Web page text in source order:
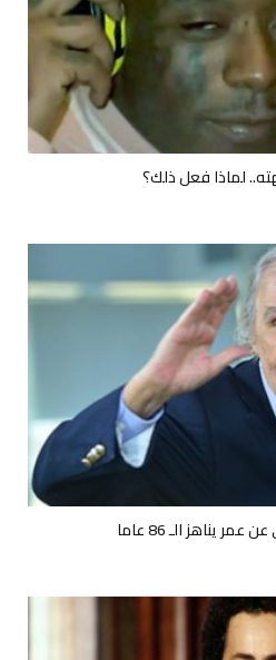
لماذا فعل ذلك؟
يناهز الـ 86 عاما